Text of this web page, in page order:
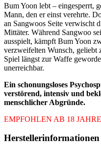
Bum Yoon lebt – eingesperrt,
Mann, den er einst verehrte.
an Sangwoos Seite verwischt
Mittäter. Während Sangwoo
ausspielt, kämpft Bum Yoon
verzweifelten Wunsch, geliebt
Spiel längst zur Waffe
unerreichbar.
Ein schonungsloses
verstörend, intensiv und
menschlicher Abgründe.
EMPFOHLEN AB 18
Herstellerinformationen